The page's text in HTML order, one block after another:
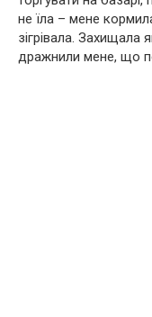
не їла – мене
зігрівала. Захищала
дражнили мене, що